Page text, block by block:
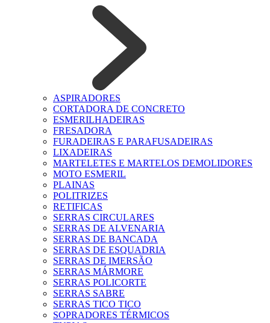
ASPIRADORES
CORTADORA DE CONCRETO
ESMERILHADEIRAS
FRESADORA
FURADEIRAS E PARAFUSADEIRAS
LIXADEIRAS
MARTELETES E MARTELOS DEMOLIDORES
MOTO ESMERIL
PLAINAS
POLITRIZES
RETIFICAS
SERRAS CIRCULARES
SERRAS DE ALVENARIA
SERRAS DE BANCADA
SERRAS DE ESQUADRIA
SERRAS DE IMERSÃO
SERRAS MÁRMORE
SERRAS POLICORTE
SERRAS SABRE
SERRAS TICO TICO
SOPRADORES TÉRMICOS